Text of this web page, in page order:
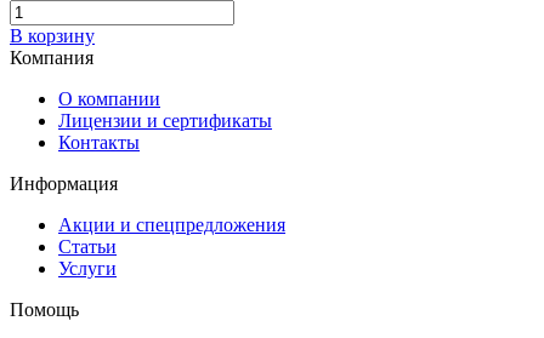
В корзину
Компания
О компании
Лицензии и сертификаты
Контакты
Информация
Акции и спецпредложения
Статьи
Услуги
Помощь